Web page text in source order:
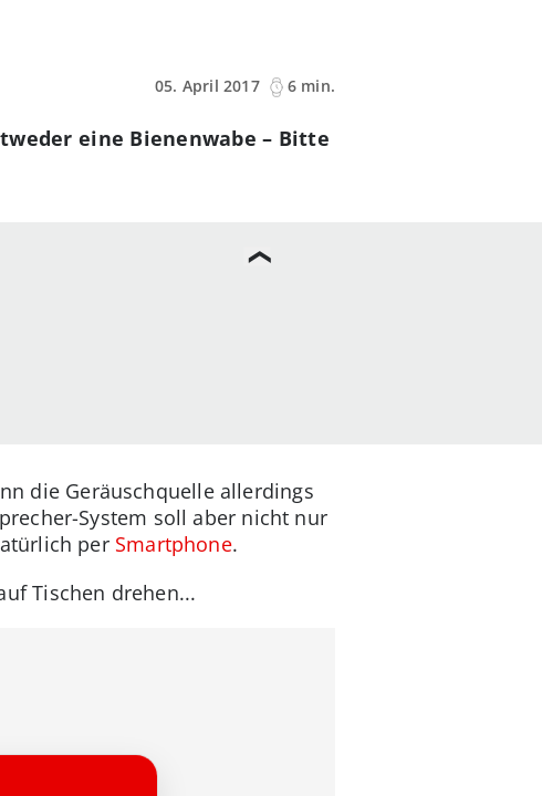
05. April 2017
6 min.
eine Bienenwabe – Bitte
die Geräuschquelle allerdings
System soll aber nicht nur
per Smartphone.
Tischen drehen...